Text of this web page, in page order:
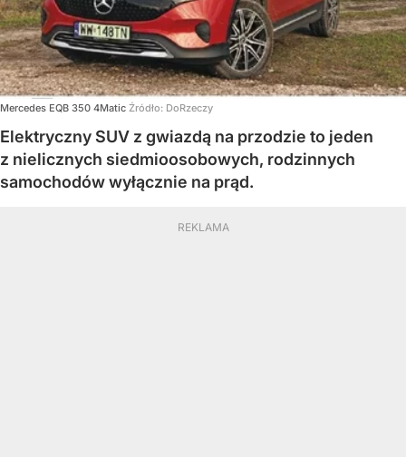
Mercedes EQB 350 4Matic Źródło: DoRzeczy
Elektryczny SUV z gwiazdą na przodzie to jeden
z nielicznych siedmioosobowych, rodzinnych
samochodów wyłącznie na prąd.